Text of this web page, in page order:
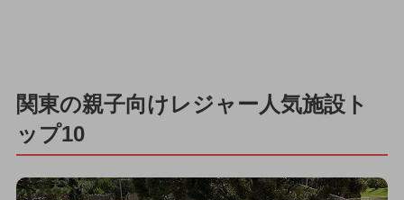
関東の親子向けレジャー人気施設ト
ップ10